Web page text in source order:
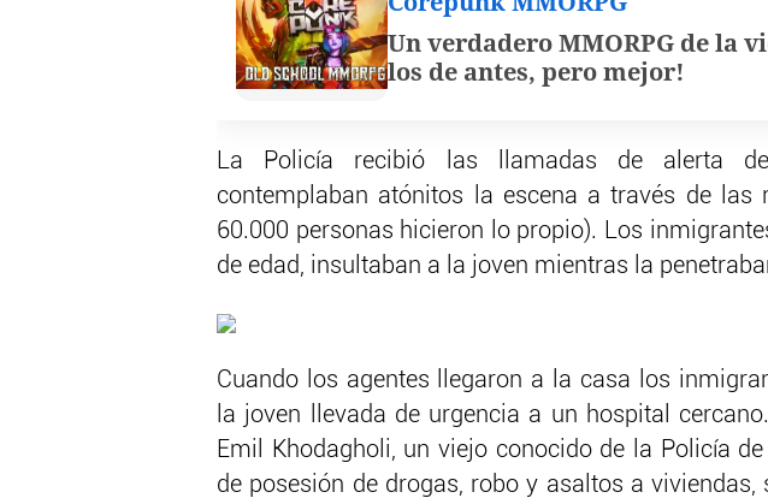
Un verdadero MMORPG de la
los de antes, pero mejor!
La Policía recibió las llamadas de alerta
contemplaban atónitos la escena a través de las
60.000 personas hicieron lo propio). Los
de edad, insultaban a la joven mientras la
Cuando los agentes llegaron a la casa los
la joven llevada de urgencia a un hospital
Emil Khodagholi, un viejo conocido de la Policía
de posesión de drogas, robo y asaltos a viviendas,